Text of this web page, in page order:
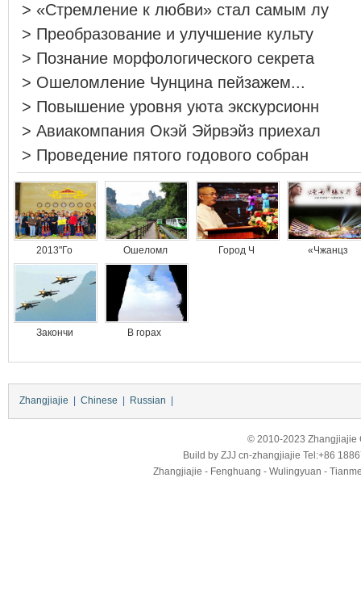
> «Стремление к любви» стал самым лу
> Преобразование и улучшение культу
> Познание морфологического секрета
> Ошеломление Чунцина пейзажем...
> Повышение уровня уюта экскурсионн
> Авиакомпания Окэй Эйрвэйз приехал
> Проведение пятого годового собран
2013"Го Ошеломл Город Ч «Чжанцз
Закончи В горах
Zhangjiajie Chinese Russian
© 2010-2023 Zhangjiajie
Build by ZJJ cn-zhangjiajie Tel:+86
Zhangjiajie - Fenghuang - Wulingyuan -